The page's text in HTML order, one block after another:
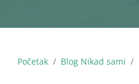
Početak Blog Nikad sami